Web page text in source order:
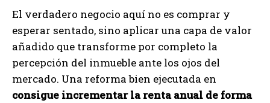
El verdadero negocio aquí no es comprar y
esperar sentado, sino aplicar una capa de valor
añadido que transforme por completo la
percepción del inmueble ante los ojos del
mercado. Una reforma bien ejecutada en
consigue incrementar la renta anual de forma